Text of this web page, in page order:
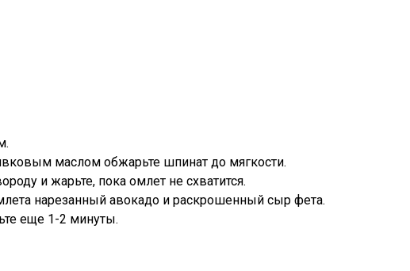
маслом обжарьте шпинат до мягкости.
и жарьте, пока омлет не схватится.
нарезанный авокадо и раскрошенный сыр фета.
еще 1-2 минуты.